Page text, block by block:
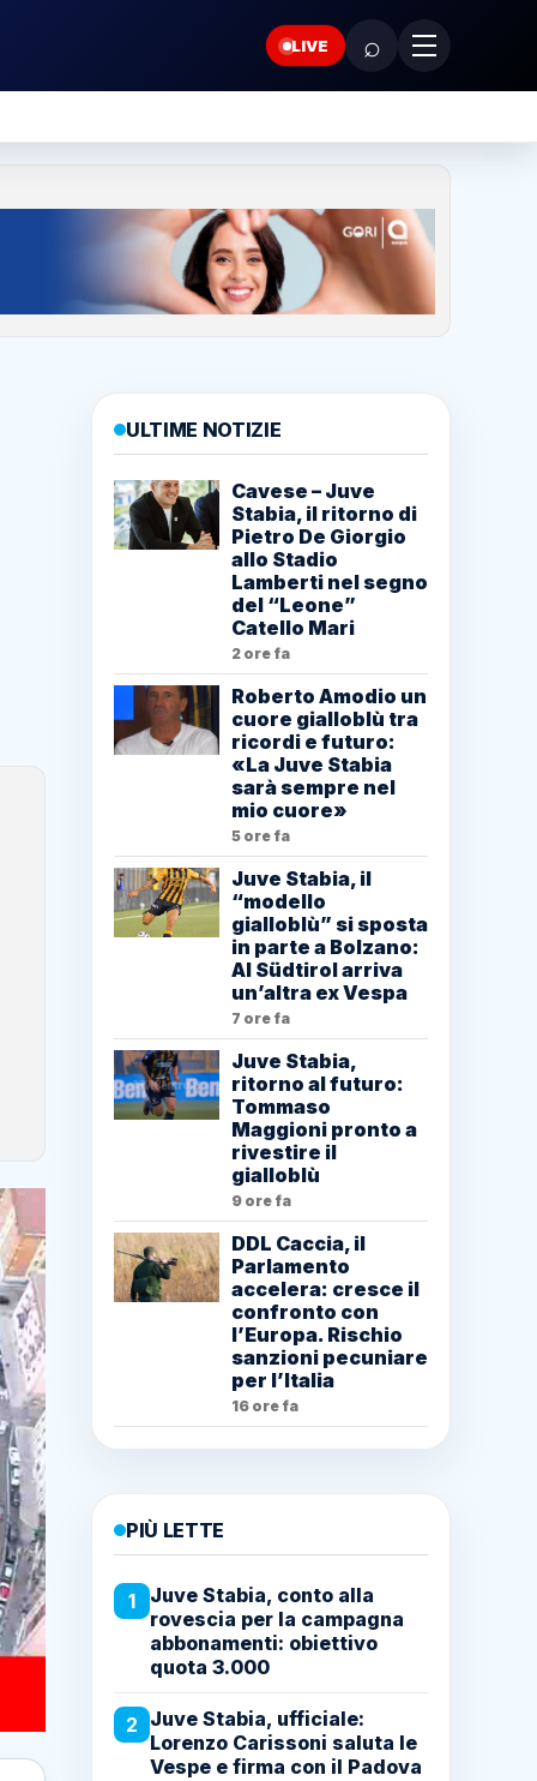
LIVE ⌕
ULTIME NOTIZIE
Cavese – Juve
Stabia, il ritorno di
Pietro De Giorgio
allo Stadio
Lamberti nel segno
del “Leone”
Catello Mari
2 ore fa
Roberto Amodio un
cuore gialloblù tra
ricordi e futuro:
«La Juve Stabia
sarà sempre nel
mio cuore»
5 ore fa
Juve Stabia, il
“modello
gialloblù” si sposta
in parte a Bolzano:
Al Südtirol arriva
un’altra ex Vespa
7 ore fa
Juve Stabia,
ritorno al futuro:
Tommaso
Maggioni pronto a
rivestire il
gialloblù
9 ore fa
DDL Caccia, il
Parlamento
accelera: cresce il
confronto con
l’Europa. Rischio
sanzioni pecuniare
per l’Italia
16 ore fa
PIÙ LETTE
1
Juve Stabia, conto alla
rovescia per la campagna
abbonamenti: obiettivo
quota 3.000
2 Juve Stabia, ufficiale:
Lorenzo Carissoni saluta le
Vespe e firma con il Padova